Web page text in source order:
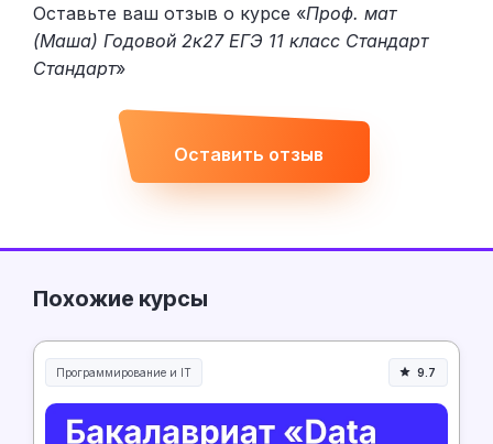
Оставьте ваш отзыв о курсе «Проф. мат
(Маша) Годовой 2к27 ЕГЭ 11 класс Стандарт
Стандарт»
Оставить отзыв
Похожие курсы
Программирование и IT 9.7